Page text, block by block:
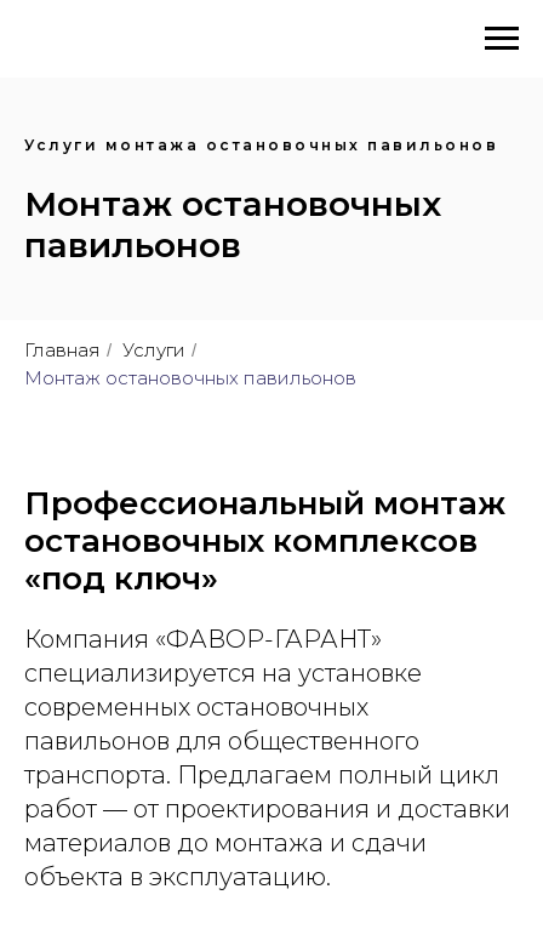
Услуги монтажа остановочных павильонов
Монтаж остановочных
павильонов
Главная / Услуги /
Монтаж остановочных павильонов
Профессиональный монтаж
остановочных комплексов
«под ключ»
Компания «ФАВОР-ГАРАНТ»
специализируется на установке
современных остановочных
павильонов для общественного
транспорта. Предлагаем полный цикл
работ — от проектирования и доставки
материалов до монтажа и сдачи
объекта в эксплуатацию.